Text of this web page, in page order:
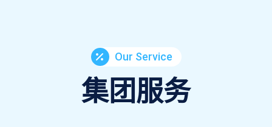
Our Service
集团服务